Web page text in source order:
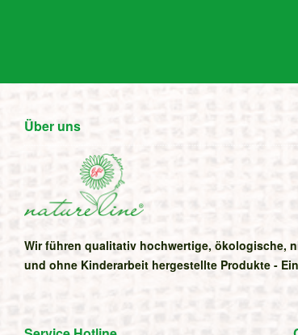
Über uns
Wir führen qualitativ hochwertige, ökologische,
und ohne Kinderarbeit hergestellte Produkte -